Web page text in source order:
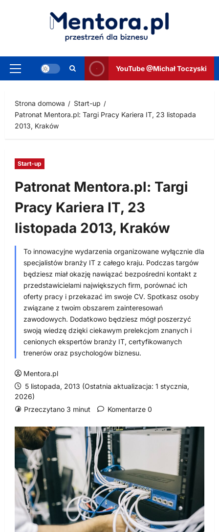
Menu
YouTube @Michał Toczyski
Strona domowa
Start-up
Patronat Mentora.pl: Targi Pracy Kariera IT, 23 listopada
2013, Kraków
Start-up
Patronat Mentora.pl: Targi
Pracy Kariera IT, 23
listopada 2013, Kraków
To innowacyjne wydarzenia organizowane wyłącznie dla
specjalistów branży IT z całego kraju. Podczas targów
będziesz miał okazję nawiązać bezpośredni kontakt z
przedstawicielami największych firm, porównać ich
oferty pracy i przekazać im swoje CV. Spotkasz osoby
związane z twoim obszarem zainteresowań
zawodowych. Dodatkowo będziesz mógł poszerzyć
swoją wiedzę dzięki ciekawym prelekcjom znanych i
cenionych ekspertów branży IT, certyfikowanych
trenerów oraz psychologów biznesu.
Mentora.pl
5 listopada, 2013 (Ostatnia aktualizacja: 1 stycznia,
2026)
Przeczytano 3 minut
Komentarze 0